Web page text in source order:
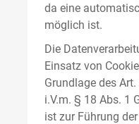
da eine
möglich ist.
Die
Einsatz von
Grundlage des
i.V.m. § 18 Abs. 1
ist zur Führung